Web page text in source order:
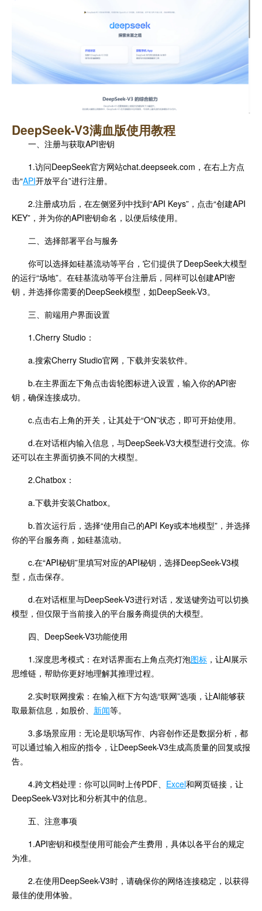
DeepSeek-V3满血版使用教程
一、注册与获取API密钥
1.访问DeepSeek官方网站chat.deepseek.com，在右上方点
击“API开放平台”进行注册。
2.注册成功后，在左侧竖列中找到“API Keys”，点击“创建API
KEY”，并为你的API密钥命名，以便后续使用。
二、选择部署平台与服务
你可以选择如硅基流动等平台，它们提供了DeepSeek大模型
的运行“场地”。在硅基流动等平台注册后，同样可以创建API密
钥，并选择你需要的DeepSeek模型，如DeepSeek-V3。
三、前端用户界面设置
1.Cherry Studio：
a.搜索Cherry Studio官网，下载并安装软件。
b.在主界面左下角点击齿轮图标进入设置，输入你的API密
钥，确保连接成功。
c.点击右上角的开关，让其处于“ON”状态，即可开始使用。
d.在对话框内输入信息，与DeepSeek-V3大模型进行交流。你
还可以在主界面切换不同的大模型。
2.Chatbox：
a.下载并安装Chatbox。
b.首次运行后，选择“使用自己的API Key或本地模型”，并选择
你的平台服务商，如硅基流动。
c.在“API秘钥”里填写对应的API秘钥，选择DeepSeek-V3模
型，点击保存。
d.在对话框里与DeepSeek-V3进行对话，发送键旁边可以切换
模型，但仅限于当前接入的平台服务商提供的大模型。
四、DeepSeek-V3功能使用
1.深度思考模式：在对话界面右上角点亮灯泡图标 ，让AI展示
思维链，帮助你更好地理解其推理过程。
2.实时联网搜索：在输入框下方勾选“联网”选项，让AI能够获
取最新信息，如股价、 新闻等。
3.多场景应用：无论是职场写作、内容创作还是数据分析，都
可以通过输入相应的指令，让DeepSeek-V3生成高质量的回复或报
告。
4.跨文档处理：你可以同时上传PDF、 Excel和网页链接，让
DeepSeek-V3对比和分析其中的信息。
五、注意事项
1.API密钥和模型使用可能会产生费用，具体以各平台的规定
为准。
2.在使用DeepSeek-V3时，请确保你的网络连接稳定，以获得
最佳的使用体验。